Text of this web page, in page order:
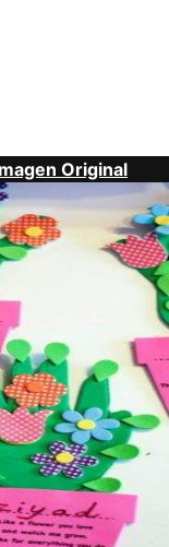
Original